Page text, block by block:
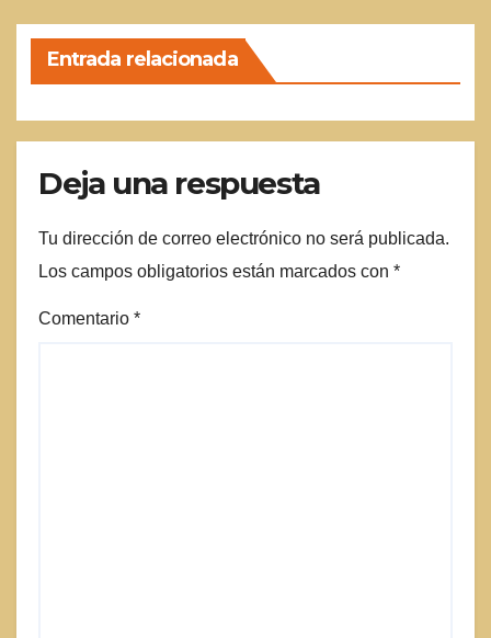
Entrada relacionada
Deja una respuesta
Tu dirección de correo electrónico no será publicada.
Los campos obligatorios están marcados con *
Comentario *